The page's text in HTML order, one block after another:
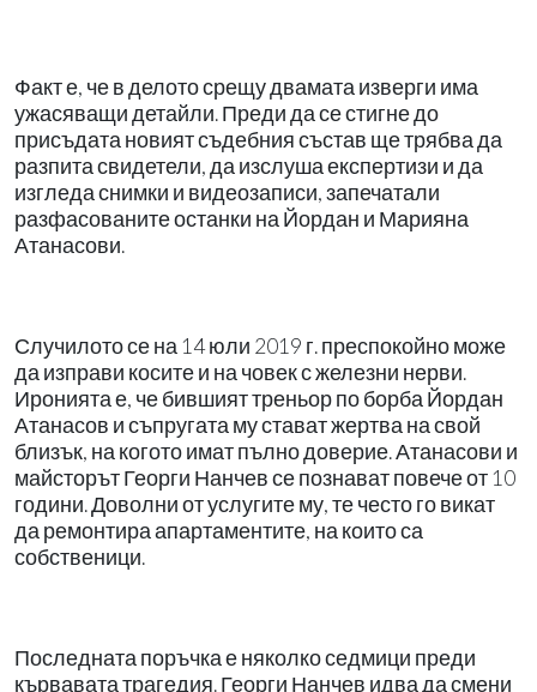
Факт е, че в делото срещу двамата изверги има
ужасяващи детайли. Преди да се стигне до
присъдата новият съдебния състав ще трябва да
разпита свидетели, да изслуша експертизи и да
изгледа снимки и видеозаписи, запечатали
разфасованите останки на Йордан и Марияна
Атанасови.
Случилото се на 14 юли 2019 г. преспокойно може
да изправи косите и на човек с железни нерви.
Иронията е, че бившият треньор по борба Йордан
Атанасов и съпругата му стават жертва на свой
близък, на когото имат пълно доверие. Атанасови и
майсторът Георги Нанчев се познават повече от 10
години. Доволни от услугите му, те често го викат
да ремонтира апартаментите, на които са
собственици.
Последната поръчка е няколко седмици преди
кървавата трагедия. Георги Нанчев идва да смени